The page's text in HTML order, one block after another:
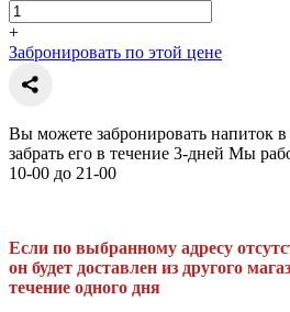
+
Забронировать по этой цене
Вы можете забронировать напиток
забрать его в течение 3-дней Мы
10-00 до 21-00
Если по выбранному адресу
он будет доставлен из другого
течение одного дня